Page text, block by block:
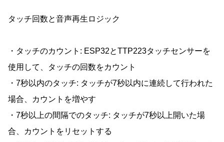
タッチ回数と音声再生ロジック
・タッチのカウント: ESP32とTTP223タッチセンサーを
使用して、タッチの回数をカウント
・7秒以内のタッチ: タッチが7秒以内に連続して行われた
場合、カウントを増やす
・7秒以上の間隔でのタッチ: タッチが7秒以上開いた場
合、カウントをリセットする